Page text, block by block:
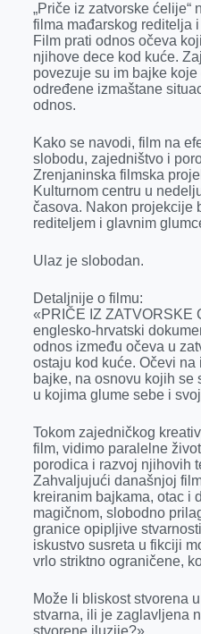
b
o
o
k
e
n
g
e
e
d
I
n
r
„Priče iz zatvorske ćelije“
filma mađarskog reditelja
Film prati odnos očeva
njihove dece kod kuće.
povezuje su im bajke
određene izmaštane
odnos.
Kako se navodi, film na
slobodu, zajedništvo i
Zrenjaninska filmska
Kulturnom centru u
časova. Nakon projekcije
rediteljem i glavnim
Ulaz je slobodan.
Detaljnije o filmu:
«PRIČE IZ ZATVORSKE
englesko-hrvatski
odnos između očeva u
ostaju kod kuće. Očevi
bajke, na osnovu kojih
u kojima glume sebe i
Tokom zajedničkog
film, vidimo paralelne
porodica i razvoj njihovih
Zahvaljujući današnjoj
kreiranim bajkama, otac i
magičnom, slobodno
granice opipljive
iskustvo susreta u fikciji
vrlo striktno ograničene,
Može li bliskost stvorena
stvarna, ili je zaglavljena
stvorene iluzije?»